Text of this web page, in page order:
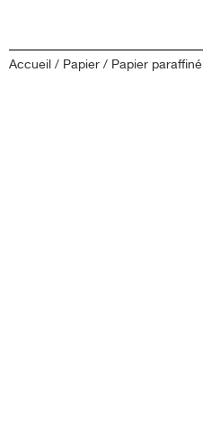
Accueil / Papier / Papier paraffiné